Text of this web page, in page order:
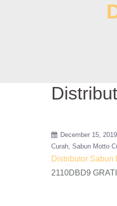
December 15, 2019
Curah Sabun Motto
Distributor Sabun
2110DBD9